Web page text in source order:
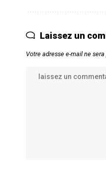
Laissez un
Votre adresse e-mail ne